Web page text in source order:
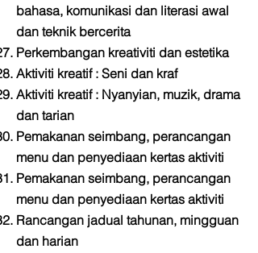
bahasa, komunikasi dan literasi awal
dan teknik bercerita
Perkembangan kreativiti dan estetika
Aktiviti kreatif : Seni dan kraf
Aktiviti kreatif : Nyanyian, muzik, drama
dan tarian
Pemakanan seimbang, perancangan
menu dan penyediaan kertas aktiviti
Pemakanan seimbang, perancangan
menu dan penyediaan kertas aktiviti
Rancangan jadual tahunan, mingguan
dan harian